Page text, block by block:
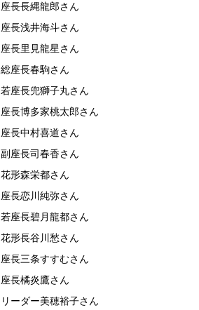
座長長縄龍郎さん
座長浅井海斗さん
座長里見龍星さん
総座長春駒さん
若座長兜獅子丸さん
座長博多家桃太郎さん
座長中村喜道さん
副座長司春香さん
花形森栄都さん
座長恋川純弥さん
若座長碧月龍都さん
花形長谷川愁さん
座長三条すすむさん
座長橘炎鷹さん
リーダー美穂裕子さん